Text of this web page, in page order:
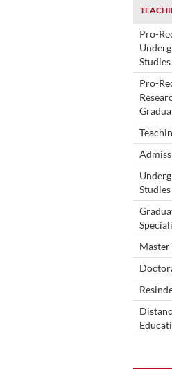
Pro-
Studies
Pro-
Studies